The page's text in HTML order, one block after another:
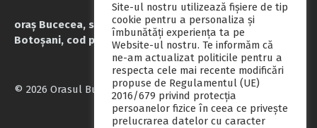
oraș Bucecea, str. Calea Națională nr.71, județul
Botoșani, cod poștal 717045
© 2026 Orasul Bucecea
Site-ul nostru utilizează fişiere de tip
cookie pentru a personaliza și
îmbunătăți experiența ta pe
Website-ul nostru. Te informăm că
ne-am actualizat politicile pentru a
respecta cele mai recente modificări
propuse de Regulamentul (UE)
2016/679 privind protecția
persoanelor fizice în ceea ce privește
prelucrarea datelor cu caracter